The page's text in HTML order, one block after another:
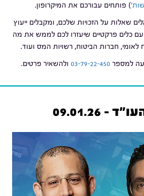
) פותחים עבורכם את המיקרופון.
שאלות על הזכויות שלכם, ומקבלים ייעוץ
עם כלים פרקטיים שיעזרו לכם לממש את מה
לאומי, חברות הביטוח, רשויות המס ועוד.
למספר 03-79-22-450 ולהשאיר פרטים.
- 09.01.26